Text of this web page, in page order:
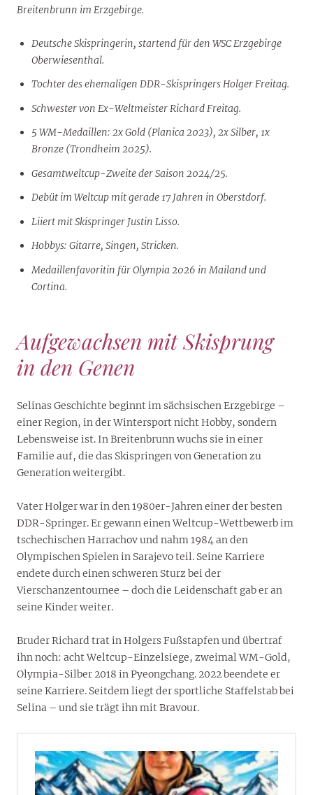
Breitenbrunn im Erzgebirge.
Deutsche Skispringerin, startend für den WSC Erzgebirge
Oberwiesenthal.
Tochter des ehemaligen DDR-Skispringers Holger Freitag.
Schwester von Ex-Weltmeister Richard Freitag.
5 WM-Medaillen: 2x Gold (Planica 2023), 2x Silber, 1x
Bronze (Trondheim 2025).
Gesamtweltcup-Zweite der Saison 2024/25.
Debüt im Weltcup mit gerade 17 Jahren in Oberstdorf.
Liiert mit Skispringer Justin Lisso.
Hobbys: Gitarre, Singen, Stricken.
Medaillenfavoritin für Olympia 2026 in Mailand und
Cortina.
Aufgewachsen mit Skisprung
in den Genen
Selinas Geschichte beginnt im sächsischen Erzgebirge –
einer Region, in der Wintersport nicht Hobby, sondern
Lebensweise ist. In Breitenbrunn wuchs sie in einer
Familie auf, die das Skispringen von Generation zu
Generation weitergibt.
Vater Holger war in den 1980er-Jahren einer der besten
DDR-Springer. Er gewann einen Weltcup-Wettbewerb im
tschechischen Harrachov und nahm 1984 an den
Olympischen Spielen in Sarajevo teil. Seine Karriere
endete durch einen schweren Sturz bei der
Vierschanzentournee – doch die Leidenschaft gab er an
seine Kinder weiter.
Bruder Richard trat in Holgers Fußstapfen und übertraf
ihn noch: acht Weltcup-Einzelsiege, zweimal WM-Gold,
Olympia-Silber 2018 in Pyeongchang. 2022 beendete er
seine Karriere. Seitdem liegt der sportliche Staffelstab bei
Selina – und sie trägt ihn mit Bravour.